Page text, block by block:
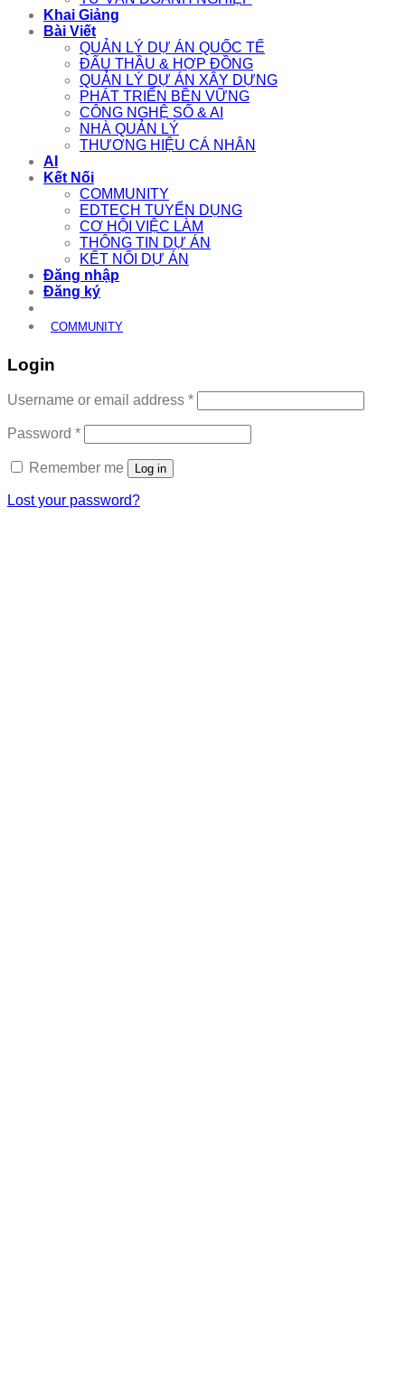
Khai Giảng
Bài Viết
QUẢN LÝ DỰ ÁN QUỐC TẾ
ĐẤU THẦU & HỢP ĐỒNG
QUẢN LÝ DỰ ÁN XÂY DỰNG
PHÁT TRIỂN BỀN VỮNG
CÔNG NGHỆ SỐ & AI
NHÀ QUẢN LÝ
THƯƠNG HIỆU CÁ NHÂN
AI
Kết Nối
COMMUNITY
EDTECH TUYỂN DỤNG
CƠ HỘI VIỆC LÀM
THÔNG TIN DỰ ÁN
KẾT NỐI DỰ ÁN
Đăng nhập
Đăng ký
COMMUNITY
Login
Username or email address *Required
Password *Required
Remember me Log in
Lost your password?